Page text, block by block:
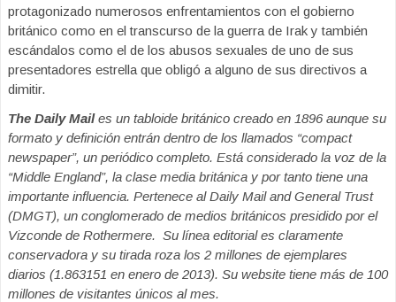
protagonizado numerosos enfrentamientos con el gobierno
británico como en el transcurso de la guerra de Irak y también
escándalos como el de los abusos sexuales de uno de sus
presentadores estrella que obligó a alguno de sus directivos a
dimitir.
The Daily Mailes un tabloide británico creado en 1896 aunque su
formato y definición entrán dentro de los llamados “compact
newspaper”, un periódico completo. Está considerado la voz de la
“Middle England”, la clase media británica y por tanto tiene una
importante influencia. Pertenece al Daily Mail and General Trust
(DMGT), un conglomerado de medios británicos presidido por el
Vizconde de Rothermere. Su línea editorial es claramente
conservadora y su tirada roza los 2 millones de ejemplares
diarios (1.863151 en enero de 2013). Su website tiene más de 100
millones de visitantes únicos al mes.